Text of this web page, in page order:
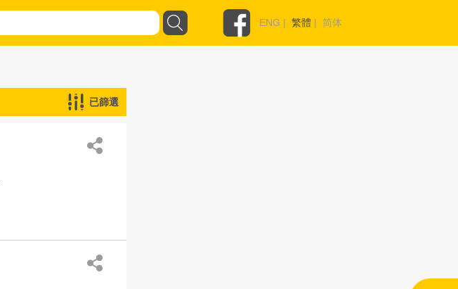
ENG | 繁體 | 简体
已篩選